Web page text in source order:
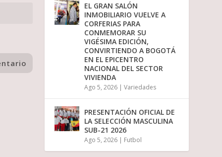
EL GRAN SALÓN
INMOBILIARIO VUELVE A
CORFERIAS PARA
CONMEMORAR SU
VIGÉSIMA EDICIÓN,
CONVIRTIENDO A BOGOTÁ
EN EL EPICENTRO
NACIONAL DEL SECTOR
VIVIENDA
Ago 5, 2026 |Variedades
PRESENTACIÓN OFICIAL DE
LA SELECCIÓN MASCULINA
SUB-21 2026
Ago 5, 2026 | Futbol